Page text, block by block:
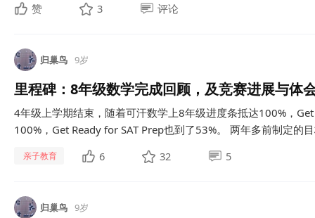
赞
3 评论
归巢鸟 9岁
里程碑：8年级数学完成回顾，及竞赛进展与体
4年级上学期结束，随着可汗数学上8年级进度条抵达100%，
100%，Get Ready for SAT Prep也到了53%。 两年多前制定的
亲子教育 6 32 5
归巢鸟 9岁